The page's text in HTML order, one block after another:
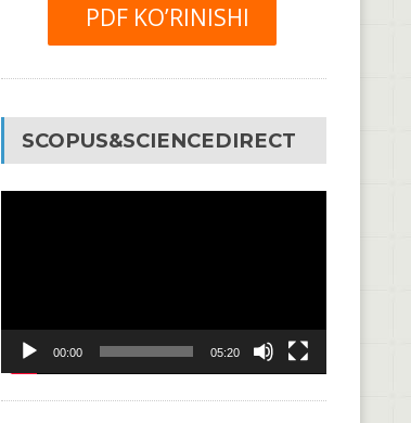
PDF KO’RINISHI
SCOPUS&SCIENCEDIRECT
00:00 05:20